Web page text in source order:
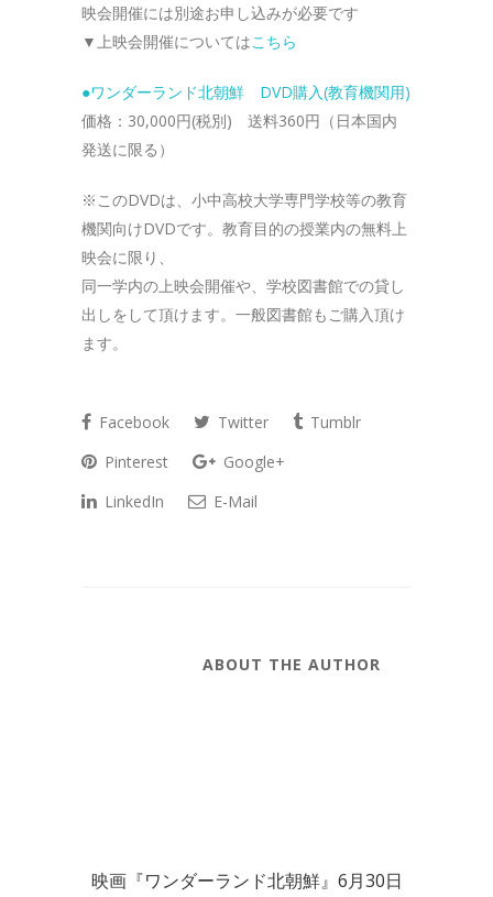
映会開催には別途お申し込みが必要です
▼上映会開催についてはこちら
●ワンダーランド北朝鮮 DVD購入(教育機関用)
価格：30,000円(税別) 送料360円（日本国内
発送に限る）
※このDVDは、小中高校大学専門学校等の教育
機関向けDVDです。教育目的の授業内の無料上
映会に限り、
同一学内の上映会開催や、学校図書館での貸し
出しをして頂けます。一般図書館もご購入頂け
ます。
Facebook Twitter
Tumblr
Pinterest
Google+
LinkedIn
E-Mail
ABOUT THE AUTHOR
映画『ワンダーランド北朝鮮』6月30日